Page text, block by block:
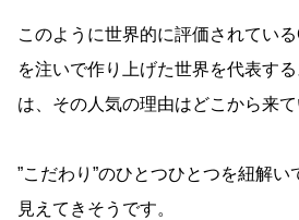
このように世界的に評価されてい
を注いで作り上げた世界を代表す
は、その人気の理由はどこから来て
”こだわり”のひとつひとつを紐解い
見えてきそうです。